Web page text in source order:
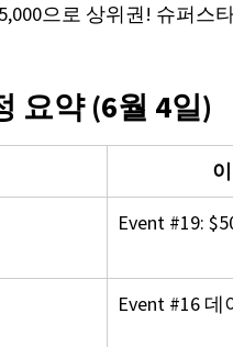
으로 상위권! 슈퍼스
요약 (6월 4일)
Event #19:
Event #16 데